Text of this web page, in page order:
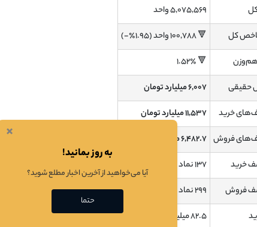
۵,۰۷۵,۵۶۹ واحد
کل
🔻 ۱۰۰,۷۸۸ واحد (۱.۹۵٪-)
🔻 ۱.۵۲٪
حقیقی
۶,۰۰۷ میلیارد تومان
خرید
۱۱,۵۳۷ میلیارد تومان
فروش ۶,۴۸۲.۷ میلیارد تومان
خرید
۱۳۷ نماد
فروش
۲۹۹ نماد
۸۲.۵ میلیون تومان
×
به روز بمانید!
آیا می‌خواهید از آخرین اخبار مطلع شوید؟
حتما